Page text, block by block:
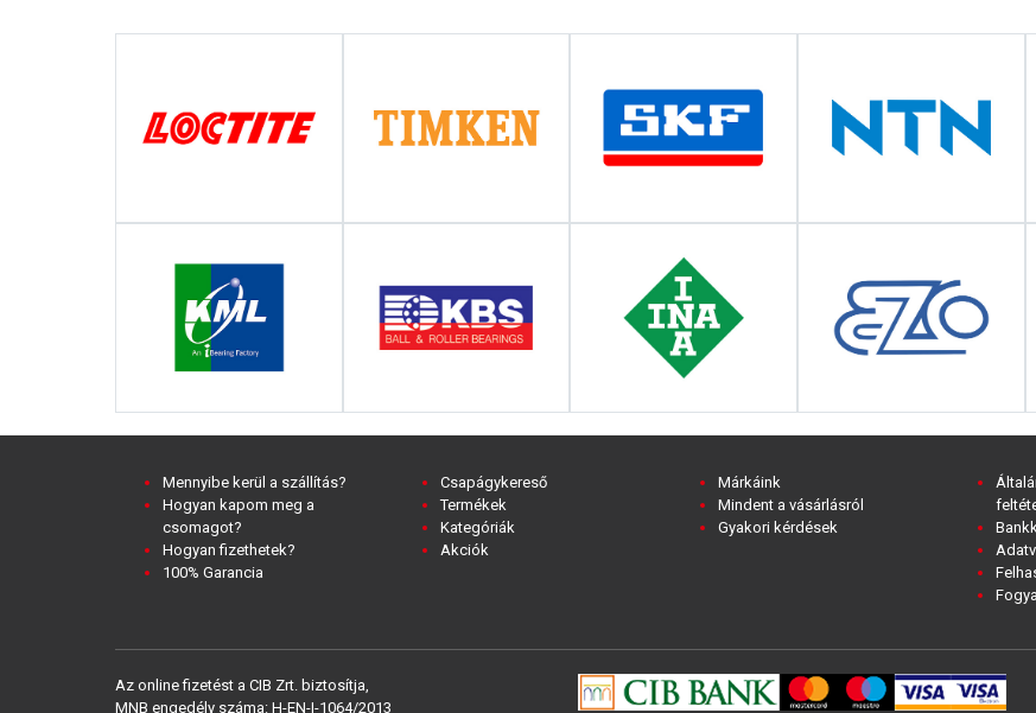
Mennyibe kerül a szállítás?
Hogyan kapom meg a
csomagot?
Hogyan fizethetek?
100% Garancia
Csapágykereső
Termékek
Kategóriák
Akciók
Márkáink
Mindent a vásárlásról
Gyakori kérdések
Az online fizetést a CIB Zrt. biztosítja,
MNB engedély száma: H-EN-I-1064/2013